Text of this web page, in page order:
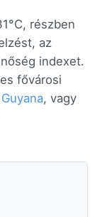
részben
az
indexet.
fővárosi
Guyana, vagy